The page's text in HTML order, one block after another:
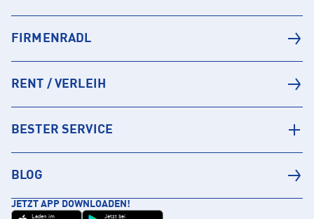
FIRMENRADL
RENT / VERLEIH
BESTER SERVICE
BLOG
JETZT APP DOWNLOADEN!
Laden im Jetzt bei